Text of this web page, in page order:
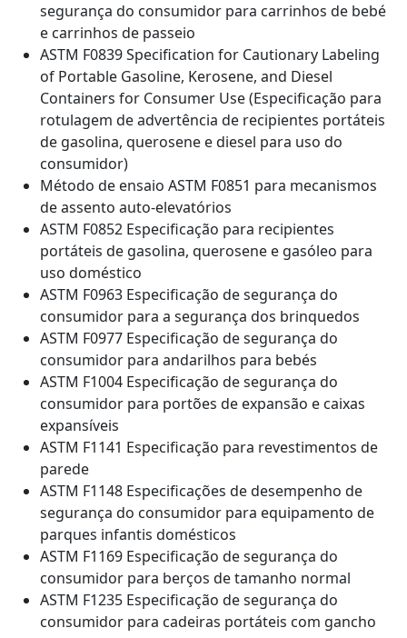
segurança do consumidor para carrinhos de bebé
e carrinhos de passeio
ASTM F0839 Specification for Cautionary Labeling
of Portable Gasoline, Kerosene, and Diesel
Containers for Consumer Use (Especificação para
rotulagem de advertência de recipientes portáteis
de gasolina, querosene e diesel para uso do
consumidor)
Método de ensaio ASTM F0851 para mecanismos
de assento auto-elevatórios
ASTM F0852 Especificação para recipientes
portáteis de gasolina, querosene e gasóleo para
uso doméstico
ASTM F0963 Especificação de segurança do
consumidor para a segurança dos brinquedos
ASTM F0977 Especificação de segurança do
consumidor para andarilhos para bebés
ASTM F1004 Especificação de segurança do
consumidor para portões de expansão e caixas
expansíveis
ASTM F1141 Especificação para revestimentos de
parede
ASTM F1148 Especificações de desempenho de
segurança do consumidor para equipamento de
parques infantis domésticos
ASTM F1169 Especificação de segurança do
consumidor para berços de tamanho normal
ASTM F1235 Especificação de segurança do
consumidor para cadeiras portáteis com gancho